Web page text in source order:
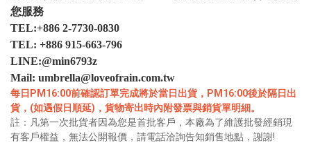
您服務
TEL:+886 2-7730-0830
TEL: +886 915-663-796
LINE:@min6793z
Mail: umbrella@loveofrain.com.tw
每日 PM16:00前確認訂單完成將於當日出貨， PM16:00後於隔日出
貨 ， (如遇假日順延)，貨物寄出時內附發票與銷貨單明細。
註：凡第一次批貨者因為您是首批客戶，本廠為了維護批發經銷現
有客戶權益，無法公開報價，請電話洽詢告知銷售地點，謝謝!